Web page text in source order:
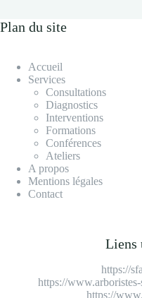
Plan du site
Accueil
Services
Consultations
Diagnostics
Interventions
Formations
Conférences
Ateliers
A propos
Mentions légales
Contact
Liens
https://
https://
https://